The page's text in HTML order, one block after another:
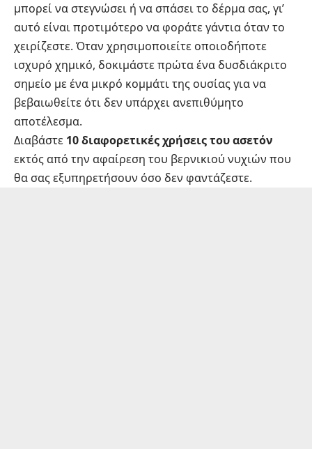
μπορεί να στεγνώσει ή να σπάσει το δέρμα σας, γι’
αυτό είναι προτιμότερο να φοράτε γάντια όταν το
χειρίζεστε. Όταν χρησιμοποιείτε οποιοδήποτε
ισχυρό χημικό, δοκιμάστε πρώτα ένα δυσδιάκριτο
σημείο με ένα μικρό κομμάτι της ουσίας για να
βεβαιωθείτε ότι δεν υπάρχει ανεπιθύμητο
αποτέλεσμα.
Διαβάστε 10 διαφορετικές χρήσεις του ασετόν
εκτός από την αφαίρεση του βερνικιού νυχιών που
θα σας εξυπηρετήσουν όσο δεν φαντάζεστε.